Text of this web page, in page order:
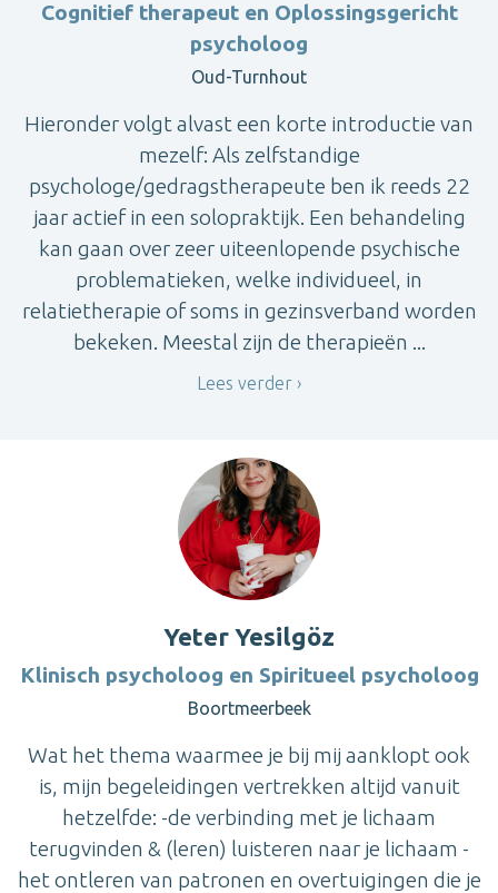
Cognitief therapeut en Oplossingsgericht
psycholoog
Oud-Turnhout
Hieronder volgt alvast een korte introductie van
mezelf: Als zelfstandige
psychologe/gedragstherapeute ben ik reeds 22
jaar actief in een solopraktijk. Een behandeling
kan gaan over zeer uiteenlopende psychische
problematieken, welke individueel, in
relatietherapie of soms in gezinsverband worden
bekeken. Meestal zijn de therapieën ...
Lees verder
Yeter Yesilgöz
Klinisch psycholoog en Spiritueel psycholoog
Boortmeerbeek
Wat het thema waarmee je bij mij aanklopt ook
is, mijn begeleidingen vertrekken altijd vanuit
hetzelfde: -de verbinding met je lichaam
terugvinden & (leren) luisteren naar je lichaam -
het ontleren van patronen en overtuigingen die je